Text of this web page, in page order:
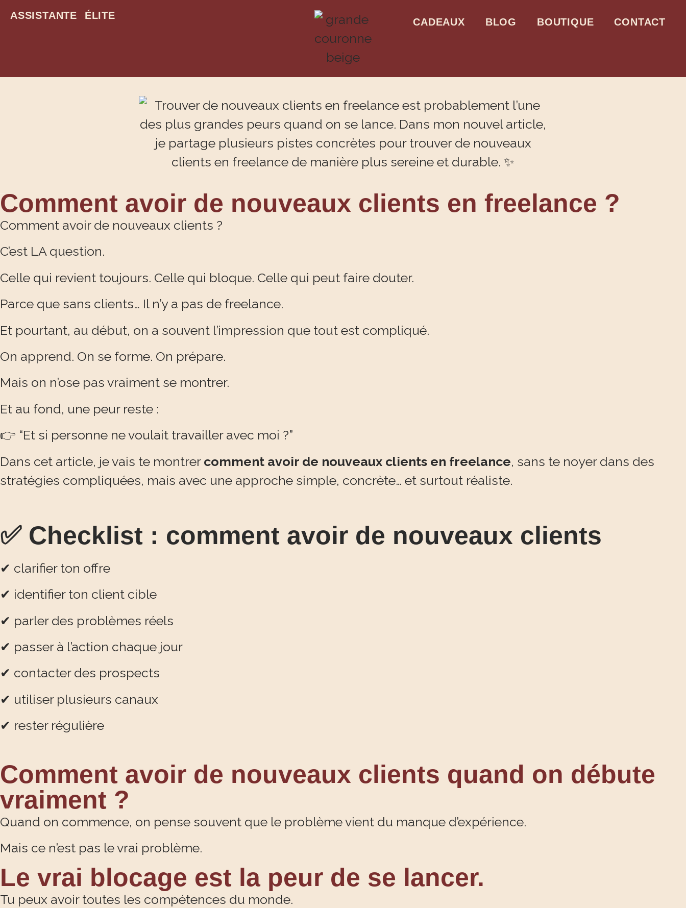
ASSISTANTE ÉLITE
CADEAUX BLOG BOUTIQUE CONTACT
Comment avoir de nouveaux clients en freelance ?
Comment avoir de nouveaux clients ?
C’est LA question.
Celle qui revient toujours. Celle qui bloque. Celle qui peut faire douter.
Parce que sans clients… Il n’y a pas de freelance.
Et pourtant, au début, on a souvent l’impression que tout est compliqué.
On apprend. On se forme. On prépare.
Mais on n’ose pas vraiment se montrer.
Et au fond, une peur reste :
👉 “Et si personne ne voulait travailler avec moi ?”
Dans cet article, je vais te montrer comment avoir de nouveaux clients en freelance, sans te noyer dans des
stratégies compliquées, mais avec une approche simple, concrète… et surtout réaliste.
✅ Checklist : comment avoir de nouveaux clients
✔ clarifier ton offre
✔ identifier ton client cible
✔ parler des problèmes réels
✔ passer à l’action chaque jour
✔ contacter des prospects
✔ utiliser plusieurs canaux
✔ rester régulière
Comment avoir de nouveaux clients quand on débute
vraiment ?
Quand on commence, on pense souvent que le problème vient du manque d’expérience.
Mais ce n’est pas le vrai problème.
Le vrai blocage est la peur de se lancer.
Tu peux avoir toutes les compétences du monde.